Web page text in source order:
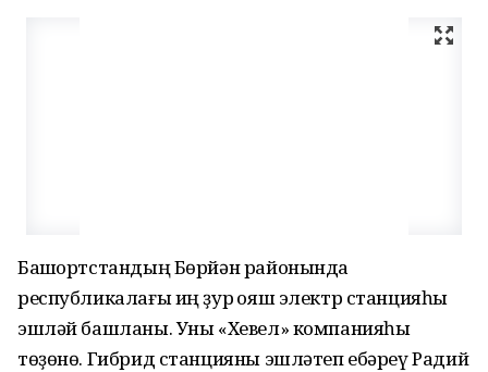
Башҡортстандың Бөрйән районында
республикалағы иң ҙур ҡояш электр станцияһы
эшләй башланы. Уны «Хевел» компанияһы
төҙөнө. Гибрид станцияны эшләтеп ебәреү Радий